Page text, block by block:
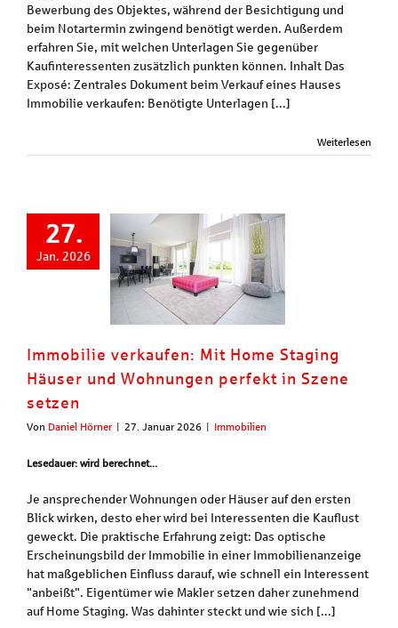
Bewerbung des Objektes, während der Besichtigung und
beim Notartermin zwingend benötigt werden. Außerdem
erfahren Sie, mit welchen Unterlagen Sie gegenüber
Kaufinteressenten zusätzlich punkten können. Inhalt Das
Exposé: Zentrales Dokument beim Verkauf eines Hauses
Immobilie verkaufen: Benötigte Unterlagen [...]
Weiterlesen
27.
Jan. 2026
Immobilie verkaufen: Mit Home Staging
Häuser und Wohnungen perfekt in Szene
setzen
Von Daniel Hörner | 27. Januar 2026 | Immobilien
Lesedauer: wird berechnet...
Je ansprechender Wohnungen oder Häuser auf den ersten
Blick wirken, desto eher wird bei Interessenten die Kauflust
geweckt. Die praktische Erfahrung zeigt: Das optische
Erscheinungsbild der Immobilie in einer Immobilienanzeige
hat maßgeblichen Einfluss darauf, wie schnell ein Interessent
"anbeißt". Eigentümer wie Makler setzen daher zunehmend
auf Home Staging. Was dahinter steckt und wie sich [...]